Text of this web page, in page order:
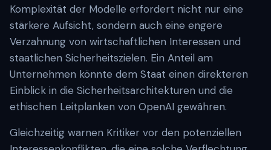
Komplexität der Modelle erfordert nicht nur eine
stärkere Aufsicht, sondern auch eine engere
Verzahnung von wirtschaftlichen Interessen und
staatlichen Sicherheitszielen. Ein Anteil am
Unternehmen könnte dem Staat einen direkteren
Einblick in die Sicherheitsarchitekturen und die
ethischen Leitplanken von OpenAI gewähren.
Gleichzeitig warnen Kritiker vor den potenziellen